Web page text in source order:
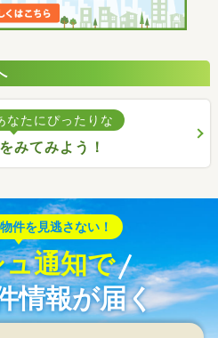
なたにぴったりな
みてみよう！
件を見逃さない！
通知で
情報が届く